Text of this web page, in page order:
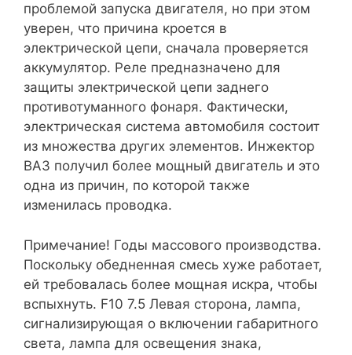
проблемой запуска двигателя, но при этом
уверен, что причина кроется в
электрической цепи, сначала проверяется
аккумулятор. Реле предназначено для
защиты электрической цепи заднего
противотуманного фонаря. Фактически,
электрическая система автомобиля состоит
из множества других элементов. Инжектор
ВАЗ получил более мощный двигатель и это
одна из причин, по которой также
изменилась проводка.
Примечание! Годы массового производства.
Поскольку обедненная смесь хуже работает,
ей требовалась более мощная искра, чтобы
вспыхнуть. F10 7.5 Левая сторона, лампа,
сигнализирующая о включении габаритного
света, лампа для освещения знака,